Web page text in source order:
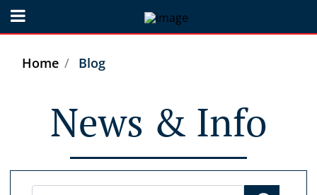
Open menu
Home Blog
News & Info